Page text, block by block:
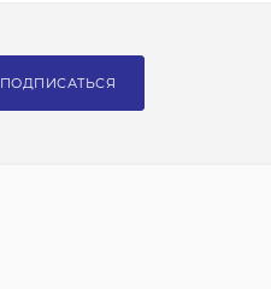
ПОДПИСАТЬСЯ